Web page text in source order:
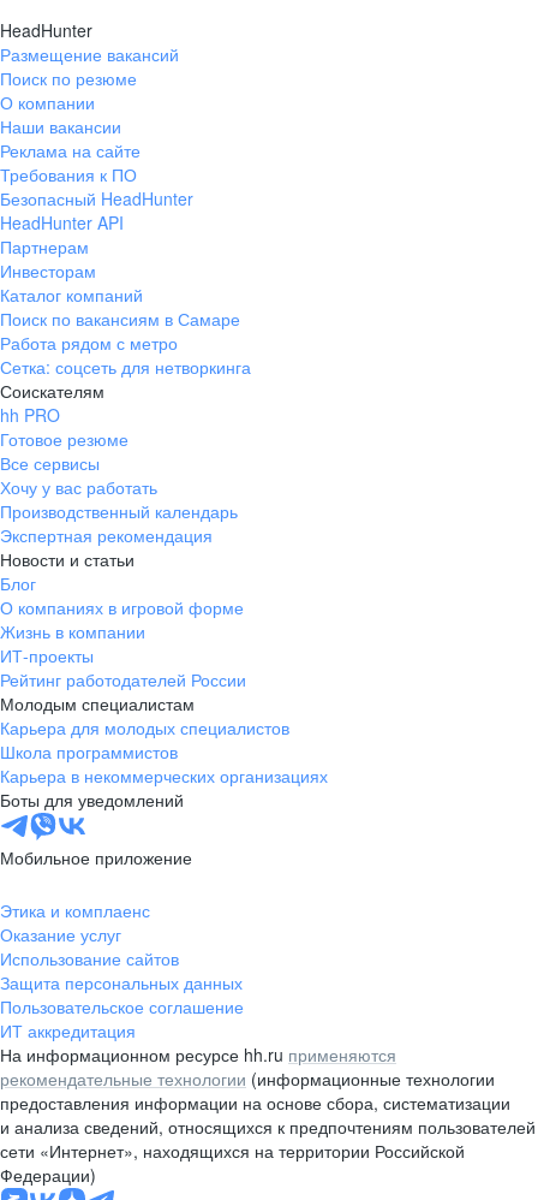
HeadHunter
Размещение вакансий
Поиск по резюме
О компании
Наши вакансии
Реклама на сайте
Требования к ПО
Безопасный HeadHunter
HeadHunter API
Партнерам
Инвесторам
Каталог компаний
Поиск по вакансиям в Самаре
Работа рядом с метро
Сетка: соцсеть для нетворкинга
Соискателям
hh PRO
Готовое резюме
Все сервисы
Хочу у вас работать
Производственный календарь
Экспертная рекомендация
Новости и статьи
Блог
О компаниях в игровой форме
Жизнь в компании
ИТ-проекты
Рейтинг работодателей России
Молодым специалистам
Карьера для молодых специалистов
Школа программистов
Карьера в некоммерческих организациях
Боты для уведомлений
Мобильное приложение
Этика и комплаенс
Оказание услуг
Использование сайтов
Защита персональных данных
Пользовательское соглашение
ИТ аккредитация
На информационном ресурсе hh.ru применяются
рекомендательные технологии (информационные технологии
предоставления информации на основе сбора, систематизации
и анализа сведений, относящихся к предпочтениям пользователей
сети «Интернет», находящихся на территории Российской
Федерации)